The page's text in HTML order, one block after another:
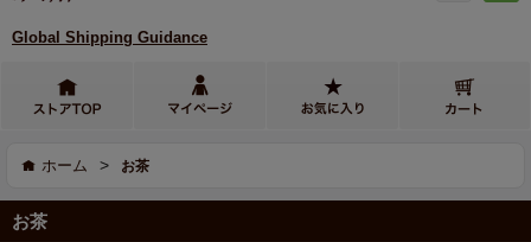
Global Shipping Guidance
ホーム > お茶
お茶